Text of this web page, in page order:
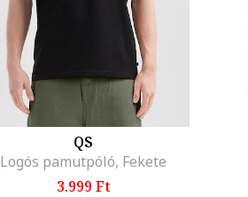
QS
Logós pamutpóló, Fekete
3.999 Ft